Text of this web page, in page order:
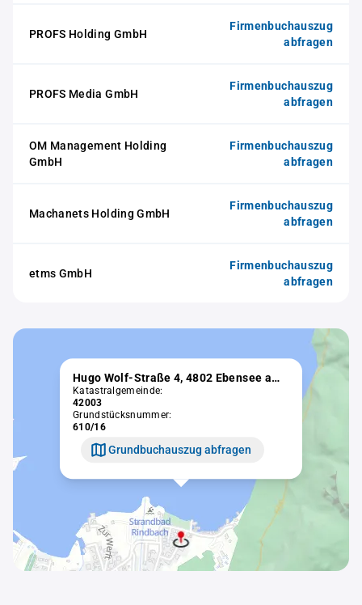
PROFS Holding GmbH
Firmenbuchauszug
abfragen
PROFS Media GmbH
Firmenbuchauszug
abfragen
OM Management Holding
GmbH
Firmenbuchauszug
abfragen
Machanets Holding GmbH
Firmenbuchauszug
abfragen
etms GmbH
Firmenbuchauszug
abfragen
Hugo Wolf-Straße 4, 4802 Ebensee am Traunsee
Katastralgemeinde:
42003
Grundstücksnummer:
610/16
Grundbuchauszug abfragen